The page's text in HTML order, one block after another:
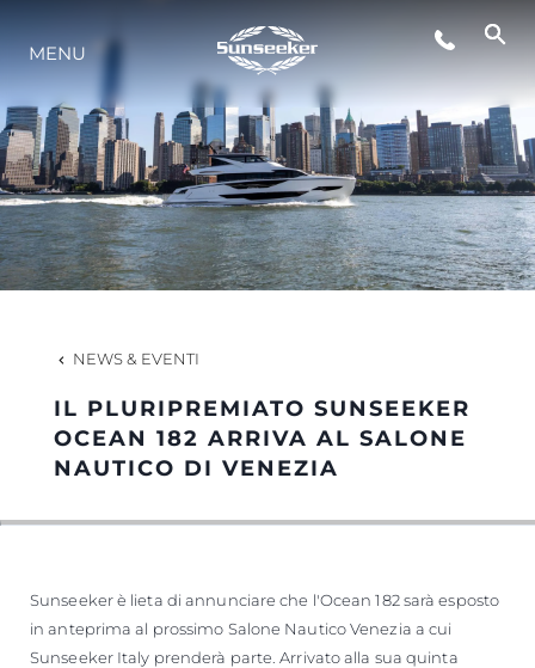
LIFESTYLE
INNOVAZIONE
L'AZIENDA
HERITAGE
VALUTA LA TUA IMBARCAZIONE
MENU
NEWS & EVENTI
IL PLURIPREMIATO SUNSEEKER
OCEAN 182 ARRIVA AL SALONE
NAUTICO DI VENEZIA
Sunseeker è lieta di annunciare che l'Ocean 182 sarà esposto
in anteprima al prossimo Salone Nautico Venezia a cui
Sunseeker Italy prenderà parte. Arrivato alla sua quinta